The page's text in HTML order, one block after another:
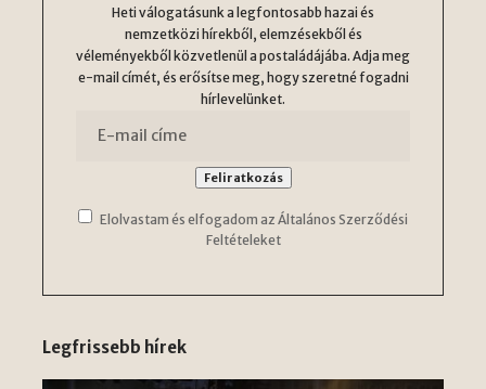
Heti válogatásunk a legfontosabb hazai és
nemzetközi hírekből, elemzésekből és
véleményekből közvetlenül a postaládájába. Adja meg
e-mail címét, és erősítse meg, hogy szeretné fogadni
hírlevelünket.
Elolvastam és elfogadom az Általános Szerződési
Feltételeket
Legfrissebb hírek